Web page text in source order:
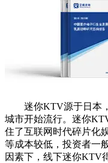
迷你KTV源于日本，
城市开始流行。迷你
住了互联网时代碎片化
等成本较低，投资者一
因素下，线下迷你KTV